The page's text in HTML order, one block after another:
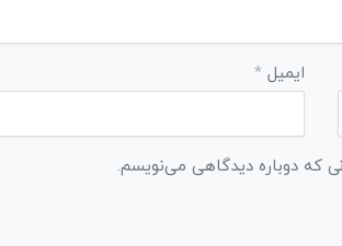
ایمیل *
که دوباره دیدگاهی می‌نویسم.